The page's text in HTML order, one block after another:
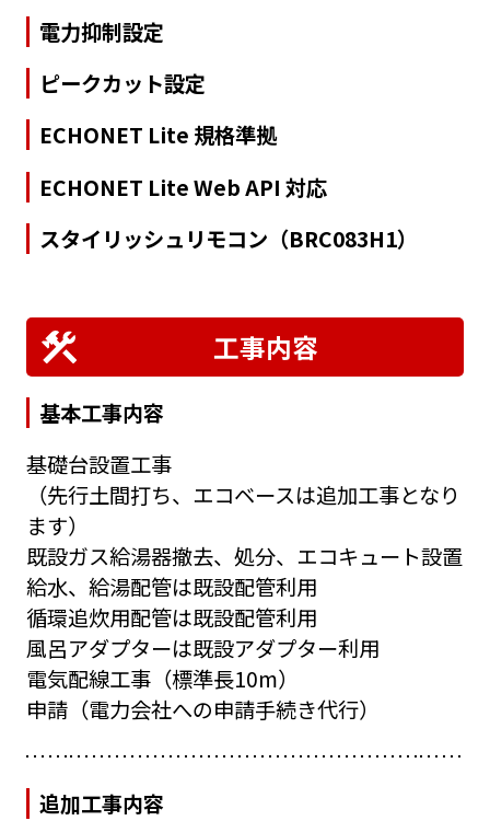
電力抑制設定
ピークカット設定
ECHONET Lite 規格準拠
ECHONET Lite Web API 対応
スタイリッシュリモコン（BRC083H1）
工事内容
基本工事内容
基礎台設置工事
（先行土間打ち、エコベースは追加工事となり
ます）
既設ガス給湯器撤去、処分、エコキュート設置
給水、給湯配管は既設配管利用
循環追炊用配管は既設配管利用
風呂アダプターは既設アダプター利用
電気配線工事（標準長10m）
申請（電力会社への申請手続き代行）
追加工事内容